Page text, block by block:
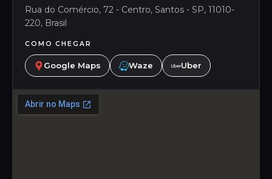
Rua do Comércio, 72 - Centro, Santos - SP, 11010-
220, Brasil
COMO CHEGAR
Google Maps Waze Uber